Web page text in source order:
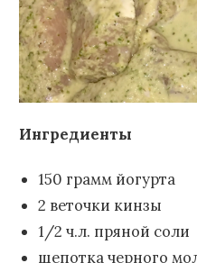
Ингредиенты
150 грамм йогурта
2 веточки кинзы
1/2 ч.л. пряной соли
щепотка черного